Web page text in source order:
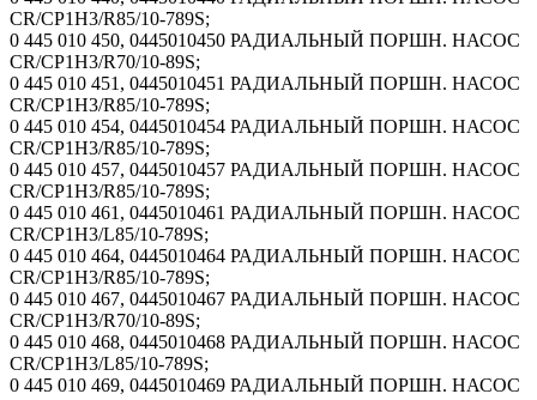
CR/CP1H3/R85/10-789S;
0 445 010 450, 0445010450 РАДИАЛЬНЫЙ ПОРШН. НАСОС
CR/CP1H3/R70/10-89S;
0 445 010 451, 0445010451 РАДИАЛЬНЫЙ ПОРШН. НАСОС
CR/CP1H3/R85/10-789S;
0 445 010 454, 0445010454 РАДИАЛЬНЫЙ ПОРШН. НАСОС
CR/CP1H3/R85/10-789S;
0 445 010 457, 0445010457 РАДИАЛЬНЫЙ ПОРШН. НАСОС
CR/CP1H3/R85/10-789S;
0 445 010 461, 0445010461 РАДИАЛЬНЫЙ ПОРШН. НАСОС
CR/CP1H3/L85/10-789S;
0 445 010 464, 0445010464 РАДИАЛЬНЫЙ ПОРШН. НАСОС
CR/CP1H3/R85/10-789S;
0 445 010 467, 0445010467 РАДИАЛЬНЫЙ ПОРШН. НАСОС
CR/CP1H3/R70/10-89S;
0 445 010 468, 0445010468 РАДИАЛЬНЫЙ ПОРШН. НАСОС
CR/CP1H3/L85/10-789S;
0 445 010 469, 0445010469 РАДИАЛЬНЫЙ ПОРШН. НАСОС